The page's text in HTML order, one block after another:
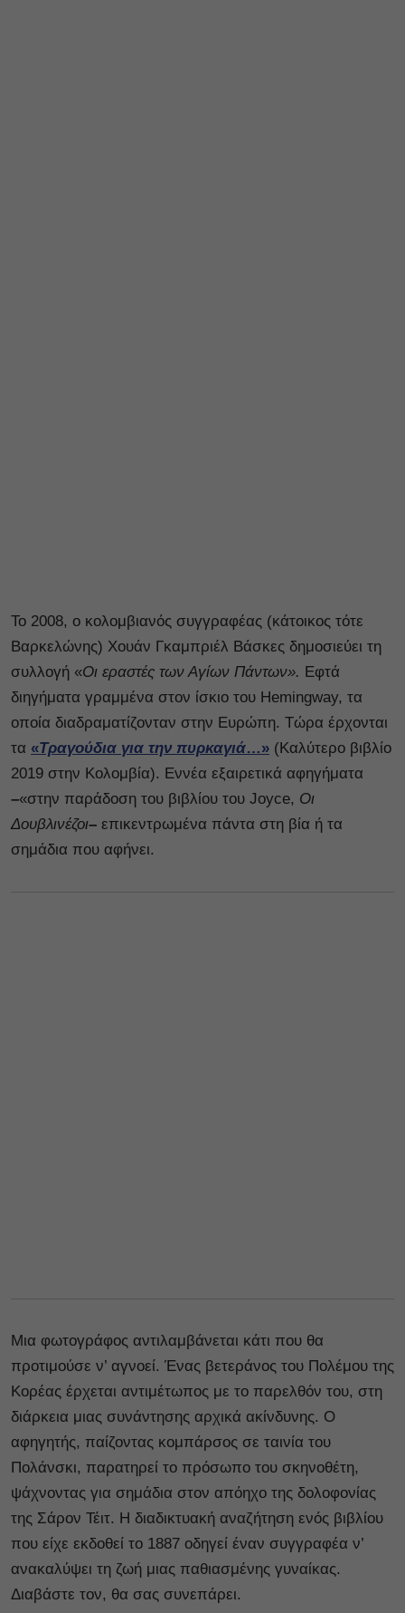
Το 2008, ο κολομβιανός συγγραφέας (κάτοικος τότε
Βαρκελώνης) Χουάν Γκαμπριέλ Βάσκες δημοσιεύει τη
συλλογή «Οι εραστές των Αγίων Πάντων». Εφτά
διηγήματα γραμμένα στον ίσκιο του Hemingway, τα
οποία διαδραματίζονταν στην Ευρώπη. Τώρα έρχονται
τα «Τραγούδια για την πυρκαγιά…» (Καλύτερο βιβλίο
2019 στην Κολομβία). Εννέα εξαιρετικά αφηγήματα
–«στην παράδοση του βιβλίου του Joyce, Οι
Δουβλινέζοι– επικεντρωμένα πάντα στη βία ή τα
σημάδια που αφήνει.
Μια φωτογράφος αντιλαμβάνεται κάτι που θα
προτιμούσε ν’ αγνοεί. Ένας βετεράνος του Πολέμου της
Κορέας έρχεται αντιμέτωπος με το παρελθόν του, στη
διάρκεια μιας συνάντησης αρχικά ακίνδυνης. Ο
αφηγητής, παίζοντας κομπάρσος σε ταινία του
Πολάνσκι, παρατηρεί το πρόσωπο του σκηνοθέτη,
ψάχνοντας για σημάδια στον απόηχο της δολοφονίας
της Σάρον Τέιτ. Η διαδικτυακή αναζήτηση ενός βιβλίου
που είχε εκδοθεί το 1887 οδηγεί έναν συγγραφέα ν’
ανακαλύψει τη ζωή μιας παθιασμένης γυναίκας.
Διαβάστε τον, θα σας συνεπάρει.